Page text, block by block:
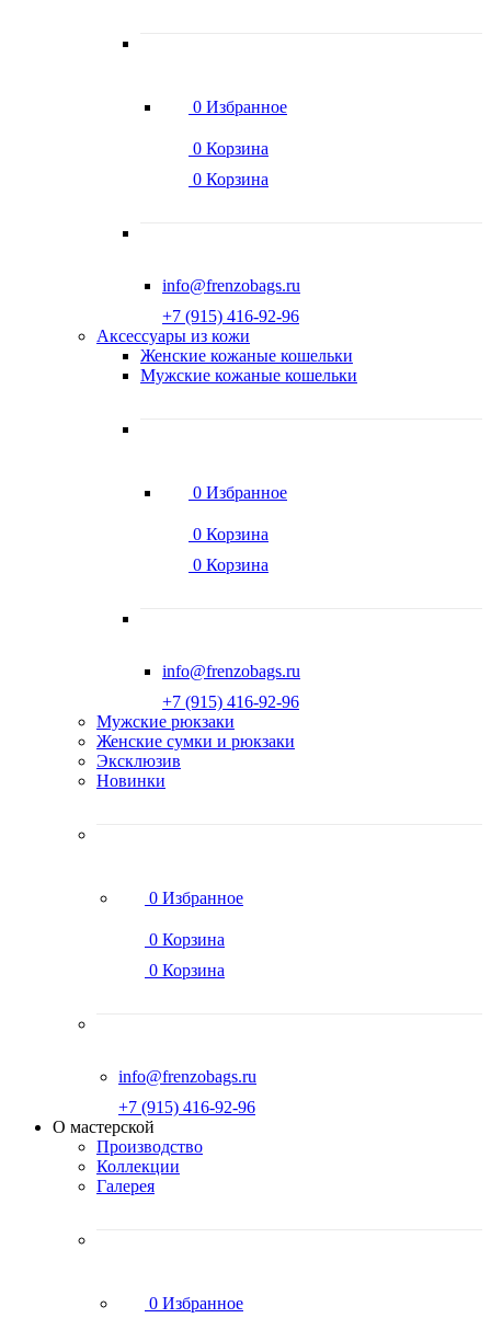
0 Избранное
0 Корзина
0 Корзина
info@frenzobags.ru
‭+7 (915) 416-92-96
Аксессуары из кожи
Женские кожаные кошельки
Мужские кожаные кошельки
0 Избранное
0 Корзина
0 Корзина
info@frenzobags.ru
‭+7 (915) 416-92-96
Мужские рюкзаки
Женские сумки и рюкзаки
Эксклюзив
Новинки
0 Избранное
0 Корзина
0 Корзина
info@frenzobags.ru
‭+7 (915) 416-92-96
О мастерской
Производство
Коллекции
Галерея
0 Избранное